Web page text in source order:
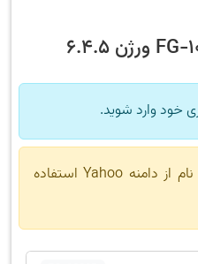
خود وارد شوید.
لطفا تا اطلاع ثانوی برای ثبت نام از دامنه Yahoo استفاده